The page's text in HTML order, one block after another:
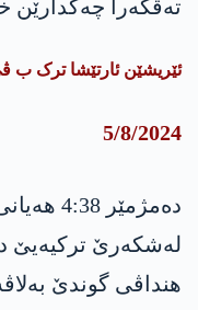
ته‌ڤگه‌را چه‌كدارێن
ئێریشێن ئارتێشا ترک ب
5/8/2024
لەشکەرێ ترکیەیێ
هنداڤی گوندێ